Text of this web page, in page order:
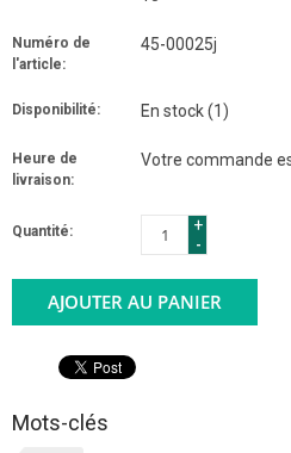
Numéro de
l'article:
45-00025j
Disponibilité: En stock(1)
Heure de
livraison:
Votre commande
Quantité:
+
-
AJOUTER AU PANIER
Mots-clés